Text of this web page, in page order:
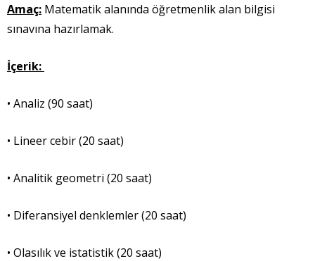
Amaç: Matematik alanında öğretmenlik alan bilgisi
sınavına hazırlamak.
İçerik:
• Analiz (90 saat)
• Lineer cebir (20 saat)
• Analitik geometri (20 saat)
• Diferansiyel denklemler (20 saat)
• Olasılık ve istatistik (20 saat)